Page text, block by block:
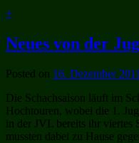
+
Neues von der
Posted on 16. Dezember 2011
Die Schachsaison läuft im
Hochtouren, wobei die 1.
in der JVL bereits ihr viertes
mussten dabei zu Hause